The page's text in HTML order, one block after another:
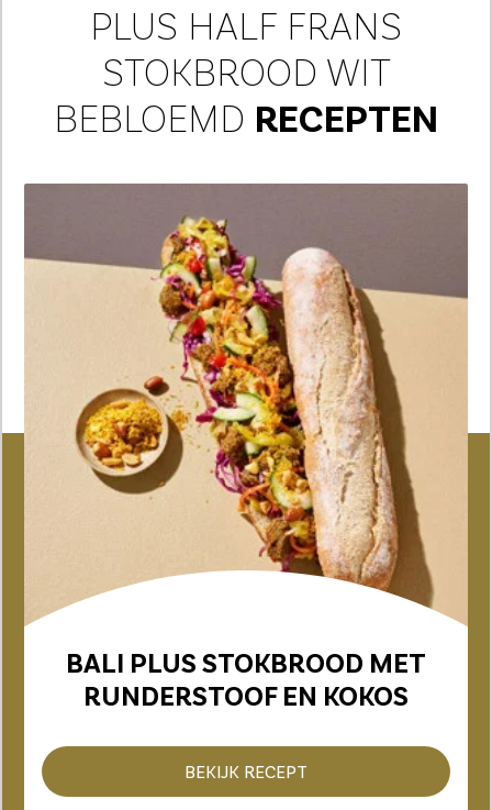
PLUS HALF FRANS
STOKBROOD WIT
BEBLOEMD RECEPTEN
BALI PLUS STOKBROOD MET
RUNDERSTOOF EN KOKOS
BEKIJK RECEPT